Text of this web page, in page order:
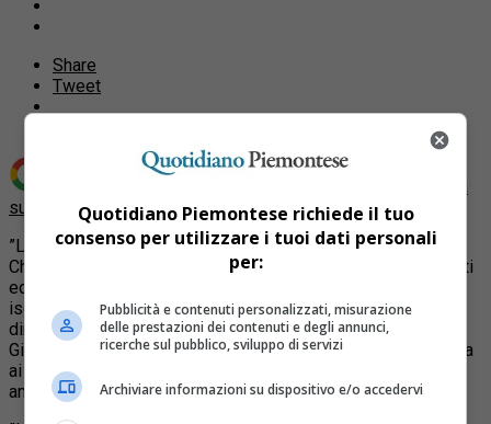
Share
Tweet
Fonte preferita
su Google
”La manifestazione No Tav prevista per domenica a
Chiomonte sta assumendo contorni sempre più preoccupanti
ed inquietanti”, per questo ”consideriamo dirimente per gli
iscritti al Pd la non partecipazione”. La richiesta arriva
direttamente dai segretari piemontese e torinese del Pd,
Gianfranco Morgando e Paola Bragantini, in una lettera inviata
ai segretari dei circoli Pd della Valle di Susa e agli
amministratori iscritti al partito.
Quotidiano Piemontese richiede il tuo
consenso per utilizzare i tuoi dati personali
per:
Pubblicità e contenuti personalizzati, misurazione
delle prestazioni dei contenuti e degli annunci,
ricerche sul pubblico, sviluppo di servizi
Archiviare informazioni su dispositivo e/o accedervi